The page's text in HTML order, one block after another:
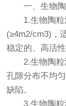
一、生物陶
1.生物陶粒
(≥4m2/cm3)，
稳定的、高活
2.生物陶粒
孔隙分布不均
缺陷。
3.生物陶粒